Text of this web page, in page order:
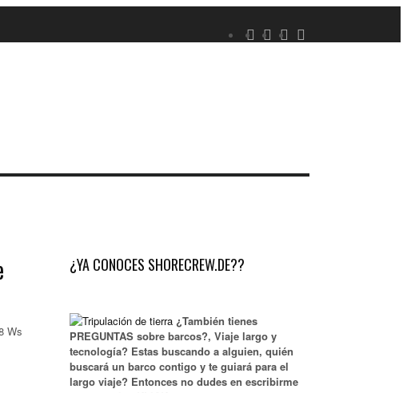
Ws
¿YA CONOCES SHORECREW.DE??
¿También tienes
PREGUNTAS sobre barcos?, Viaje largo y
tecnología? Estas buscando a alguien, quién
buscará un barco contigo y te guiará para el
largo viaje? Entonces no dudes en escribirme